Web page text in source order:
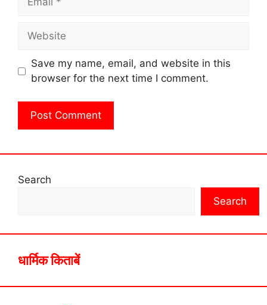
Website
Save my name, email, and website in this
browser for the next time I comment.
Search
Search
धार्मिक किताबें